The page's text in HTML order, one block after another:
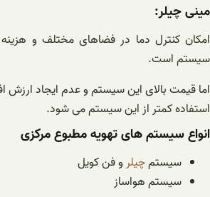
مینی چیلر:
امکان کنترل دما در فضاهای مختلف و هزینه
سیستم است.
اما قیمت بالای این سیستم و عدم ایجاد ارزش
استفاده کمتر از این سیستم می شود.
انواع سیستم های تهویه مطبوع مرکزی
سیستمچیلر و فن کویل
سیستم هواساز